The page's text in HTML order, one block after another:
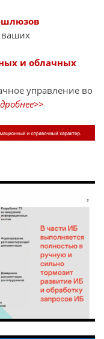
шлюзов
ваших
и облачных
управление во